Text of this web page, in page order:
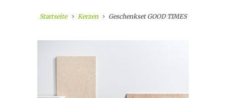
Startseite Kerzen Geschenkset GOOD TIMES